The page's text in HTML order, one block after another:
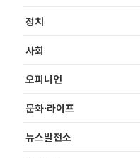
정치
사회
오피니언
문화·라이프
뉴스발전소